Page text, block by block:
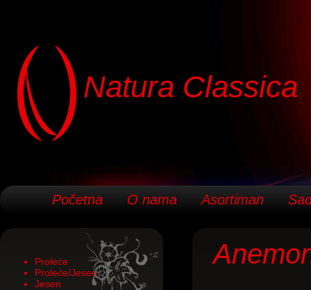
Natura Classica
Početna O nama Asortiman
Proleće
Proleće/Jesen
Jesen